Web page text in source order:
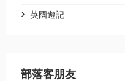
英國遊記
部落客朋友